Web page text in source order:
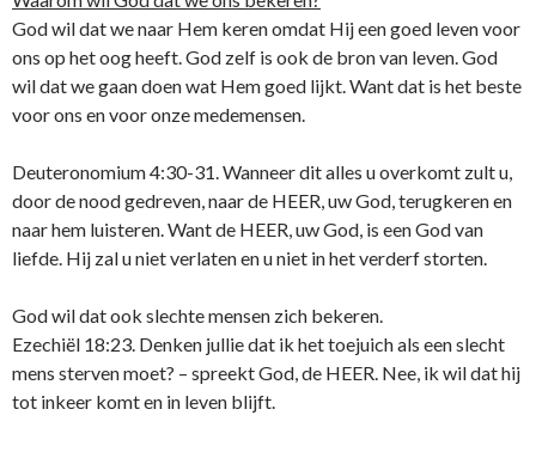
God wil dat we naar Hem keren omdat Hij een goed leven voor
ons op het oog heeft. God zelf is ook de bron van leven. God
wil dat we gaan doen wat Hem goed lijkt. Want dat is het beste
voor ons en voor onze medemensen.
Deuteronomium 4:30-31. Wanneer dit alles u overkomt zult u,
door de nood gedreven, naar de HEER, uw God, terugkeren en
naar hem luisteren. Want de HEER, uw God, is een God van ​
liefde. Hij zal u niet verlaten en u niet in het verderf storten.
God wil dat ook slechte mensen zich bekeren.
Ezechiël 18:23. Denken jullie dat ik het toejuich als een slecht
mens sterven moet? – spreekt God, de HEER. Nee, ik wil dat hij
tot inkeer komt en in leven blijft.